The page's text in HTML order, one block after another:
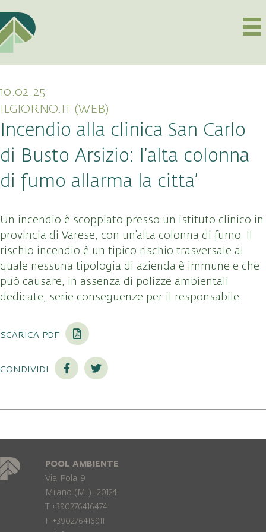
10.02.25
ILGIORNO.IT (WEB)
Incendio alla clinica San Carlo
di Busto Arsizio: l’alta colonna
di fumo allarma la citta’
Un incendio è scoppiato presso un istituto clinico in
provincia di Varese, con un’alta colonna di fumo. Il
rischio incendio è un tipico rischio trasversale al
quale nessuna tipologia di azienda è immune e che
può causare, in assenza di polizze ambientali
dedicate, serie conseguenze per il responsabile.
scarica pdf
condividi
POOL AMBIENTE
Via Pola 9
Milano (MI), 20124
T +390276416474
F +390276416911